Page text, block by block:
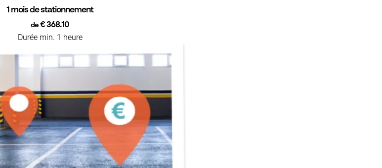
1 mois de stationnement
de€ 368.10
Durée min. 1 heure